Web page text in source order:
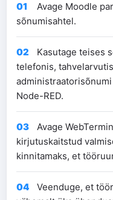
01
Avage Moodle
sõnumisahtel.
02
Kasutage teises
telefonis,
Node-RED.
03
Avage
kirjutuskaitstud
kinnitamaks, et
04
Veenduge, et